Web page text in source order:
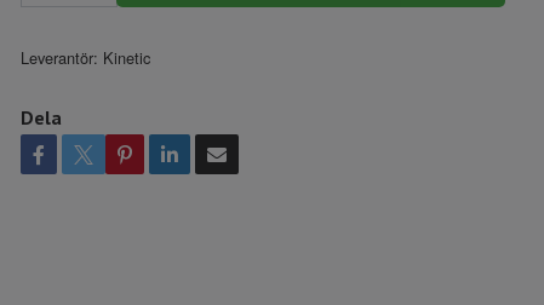
Leverantör: Kinetic
Dela